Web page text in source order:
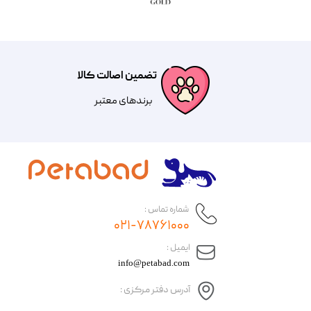
تضمین اصالت کالا
​​برندهای معتبر​​​​​​​
​ایمیل :
آدرس دفتر مرکزی :
info@petabad.com
شماره تماس :
۰۲۱-۷۸۷۶۱۰۰۰